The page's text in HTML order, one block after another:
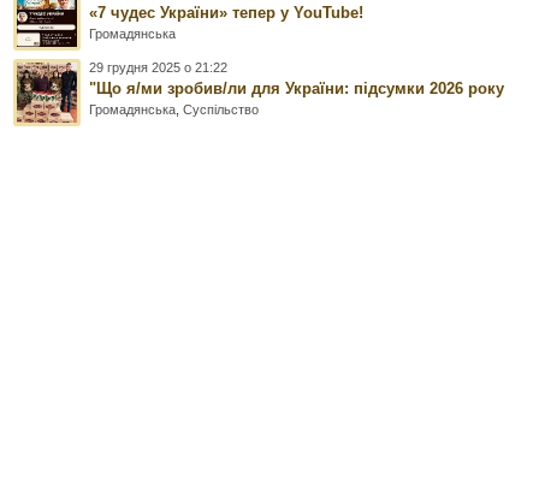
«7 чудес України» тепер у YouTube!
Громадянська
29 грудня 2025 о 21:22
"Що я/ми зробив/ли для України: підсумки 2026 року
Громадянська ,Суспільство